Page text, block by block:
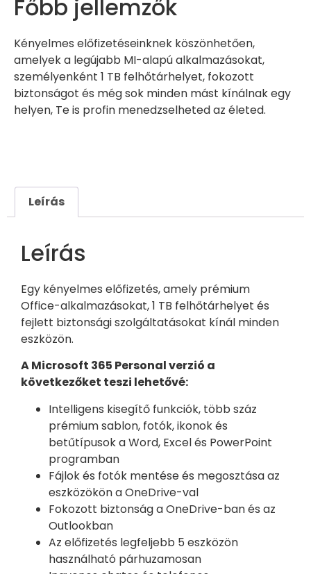
Főbb jellemzők
Kényelmes előfizetéseinknek köszönhetően,
amelyek a legújabb MI-alapú alkalmazásokat,
személyenként 1 TB felhőtárhelyet, fokozott
biztonságot és még sok minden mást kínálnak egy
helyen, Te is profin menedzselheted az életed.
Leírás
Leírás
Egy kényelmes előfizetés, amely prémium
Office-alkalmazásokat, 1 TB felhőtárhelyet és
fejlett biztonsági szolgáltatásokat kínál minden
eszközön.
A Microsoft 365 Personal verzió a
következőket teszi lehetővé:
Intelligens kisegítő funkciók, több száz
prémium sablon, fotók, ikonok és
betűtípusok a Word, Excel és PowerPoint
programban
Fájlok és fotók mentése és megosztása az
eszközökön a OneDrive-val
Fokozott biztonság a OneDrive-ban és az
Outlookban
Az előfizetés legfeljebb 5 eszközön
használható párhuzamosan